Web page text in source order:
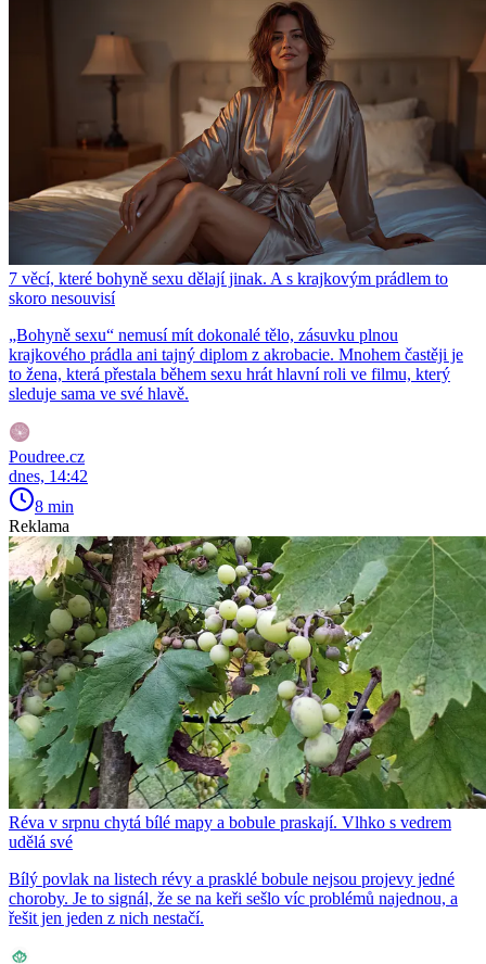
7 věcí, které bohyně sexu dělají jinak. A s krajkovým prádlem to
skoro nesouvisí
„Bohyně sexu“ nemusí mít dokonalé tělo, zásuvku plnou
krajkového prádla ani tajný diplom z akrobacie. Mnohem častěji je
to žena, která přestala během sexu hrát hlavní roli ve filmu, který
sleduje sama ve své hlavě.
Poudree.cz
dnes, 14:42
8 min
Reklama
Réva v srpnu chytá bílé mapy a bobule praskají. Vlhko s vedrem
udělá své
Bílý povlak na listech révy a prasklé bobule nejsou projevy jedné
choroby. Je to signál, že se na keři sešlo víc problémů najednou, a
řešit jen jeden z nich nestačí.